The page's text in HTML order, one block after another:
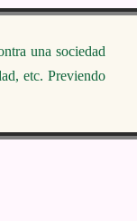
una sociedad
etc. Previendo